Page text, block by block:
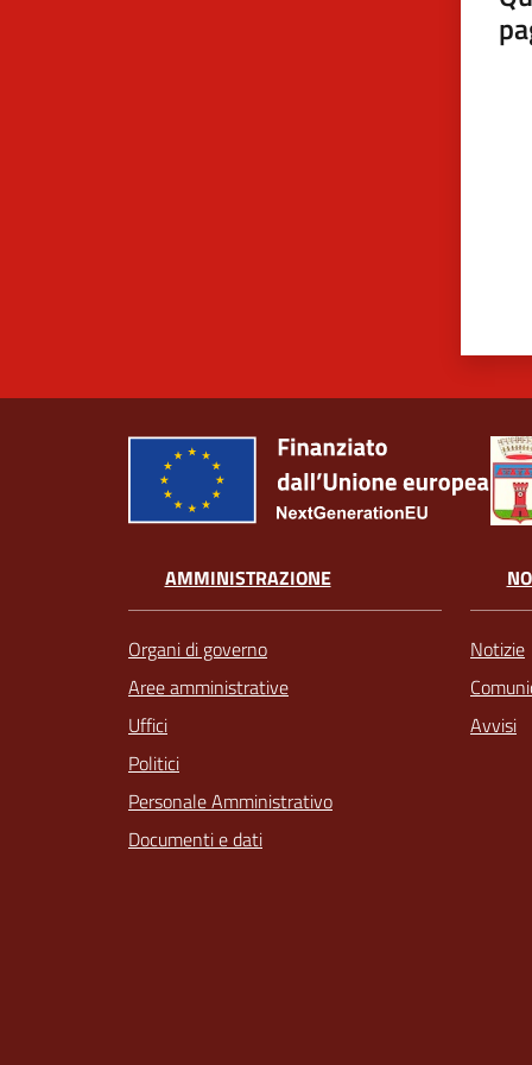
AMMINISTRAZIONE
Organi di governo
Aree amministrative
Uffici
Politici
Personale Amministrativo
Documenti e dati
Notizie
Avvisi